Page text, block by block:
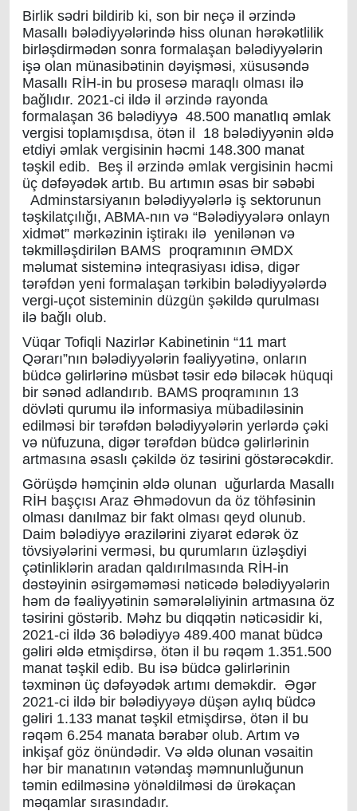
Birlik sədri bildirib ki, son bir neçə il ərzində
Masallı bələdiyyələrində hiss olunan hərəkətlilik
birləşdirmədən sonra formalaşan bələdiyyələrin
işə olan münasibətinin dəyişməsi, xüsusəndə
Masallı RİH-in bu prosesə maraqlı olması ilə
bağlıdır. 2021-ci ildə il ərzində rayonda
formalaşan 36 bələdiyyə 48.500 manatlıq əmlak
vergisi toplamışdısa, ötən il 18 bələdiyyənin əldə
etdiyi əmlak vergisinin həcmi 148.300 manat
təşkil edib. Beş il ərzində əmlak vergisinin həcmi
üç dəfəyədək artıb. Bu artımın əsas bir səbəbi
Adminstarsiyanın bələdiyyələrlə iş sektorunun
təşkilatçılığı, ABMA-nın və “Bələdiyyələrə onlayn
xidmət” mərkəzinin iştirakı ilə yenilənən və
təkmilləşdirilən BAMS proqramının ƏMDX
məlumat sisteminə inteqrasiyası idisə, digər
tərəfdən yeni formalaşan tərkibin bələdiyyələrdə
vergi-uçot sisteminin düzgün şəkildə qurulması
ilə bağlı olub.
Vüqar Tofiqli Nazirlər Kabinetinin “11 mart
Qərarı”nın bələdiyyələrin fəaliyyətinə, onların
büdcə gəlirlərinə müsbət təsir edə biləcək hüquqi
bir sənəd adlandırıb. BAMS proqramının 13
dövləti qurumu ilə informasiya mübadiləsinin
edilməsi bir tərəfdən bələdiyyələrin yerlərdə çəki
və nüfuzuna, digər tərəfdən büdcə gəlirlərinin
artmasına əsaslı çəkildə öz təsirini göstərəcəkdir.
Görüşdə həmçinin əldə olunan uğurlarda Masallı
RİH başçısı Araz Əhmədovun da öz töhfəsinin
olması danılmaz bir fakt olması qeyd olunub.
Daim bələdiyyə ərazilərini ziyarət edərək öz
tövsiyələrini verməsi, bu qurumların üzləşdiyi
çətinliklərin aradan qaldırılmasında RİH-in
dəstəyinin əsirgəməməsi nəticədə bələdiyyələrin
həm də fəaliyyətinin səmərələliyinin artmasına öz
təsirini göstərib. Məhz bu diqqətin nəticəsidir ki,
2021-ci ildə 36 bələdiyyə 489.400 manat büdcə
gəliri əldə etmişdirsə, ötən il bu rəqəm 1.351.500
manat təşkil edib. Bu isə büdcə gəlirlərinin
təxminən üç dəfəyədək artımı deməkdir. Əgər
2021-ci ildə bir bələdiyyəyə düşən aylıq büdcə
gəliri 1.133 manat təşkil etmişdirsə, ötən il bu
rəqəm 6.254 manata bərabər olub. Artım və
inkişaf göz önündədir. Və əldə olunan vəsaitin
hər bir manatının vətəndaş məmnunluğunun
təmin edilməsinə yönəldilməsi də ürəkaçan
məqamlar sırasındadır.